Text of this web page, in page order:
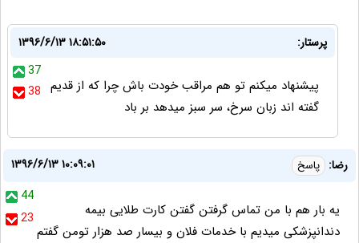
پرستار:
۱۳۹۶/۶/۱۳ ۱۸:۵۱:۵۰
37
38 پیشنهاد میکنم تو هم مراقب خودت باش چرا که از قدیم
گفته اند زبان سرخ، سر سبز میدهد بر باد
رضا: پاسخ
۱۳۹۶/۶/۱۳ ۱۰:۰۹:۰۱
44
23
یه بار هم با من تماس گرفتن گفتن کارت طلایی بیمه
دندانپزشکی میدیم با خدمات فلان و بیسار صد هزار تومن گفتم